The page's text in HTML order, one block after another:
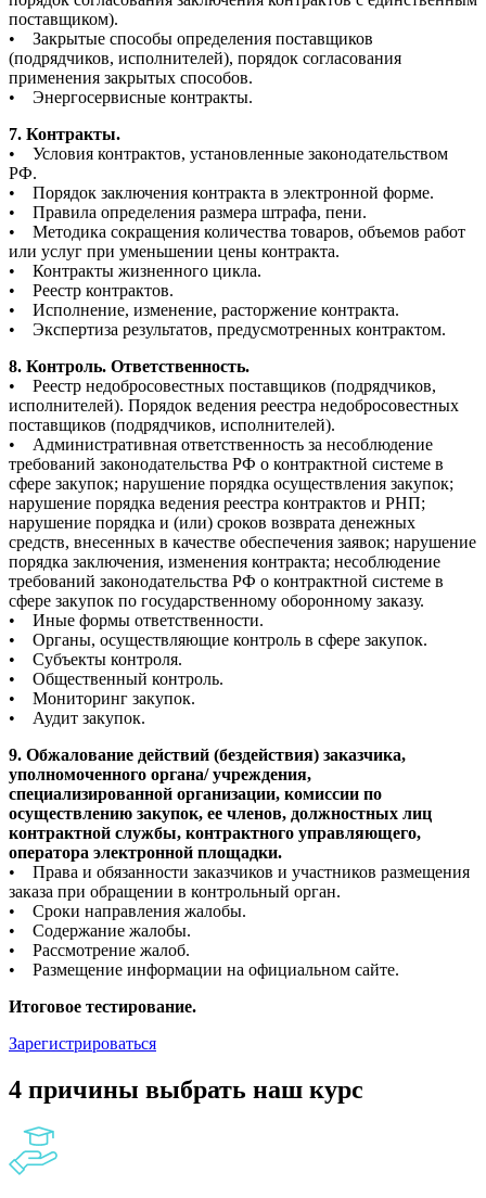
поставщиком).
• Закрытые способы определения поставщиков
(подрядчиков, исполнителей), порядок согласования
применения закрытых способов.
• Энергосервисные контракты.
7. Контракты.
• Условия контрактов, установленные законодательством
РФ.
• Порядок заключения контракта в электронной форме.
• Правила определения размера штрафа, пени.
• Методика сокращения количества товаров, объемов работ
или услуг при уменьшении цены контракта.
• Контракты жизненного цикла.
• Реестр контрактов.
• Исполнение, изменение, расторжение контракта.
• Экспертиза результатов, предусмотренных контрактом.
8. Контроль. Ответственность.
• Реестр недобросовестных поставщиков (подрядчиков,
исполнителей). Порядок ведения реестра недобросовестных
поставщиков (подрядчиков, исполнителей).
• Административная ответственность за несоблюдение
требований законодательства РФ о контрактной системе в
сфере закупок; нарушение порядка осуществления закупок;
нарушение порядка ведения реестра контрактов и РНП;
нарушение порядка и (или) сроков возврата денежных
средств, внесенных в качестве обеспечения заявок; нарушение
порядка заключения, изменения контракта; несоблюдение
требований законодательства РФ о контрактной системе в
сфере закупок по государственному оборонному заказу.
• Иные формы ответственности.
• Органы, осуществляющие контроль в сфере закупок.
• Субъекты контроля.
• Общественный контроль.
• Мониторинг закупок.
• Аудит закупок.
9. Обжалование действий (бездействия) заказчика,
уполномоченного органа/ учреждения,
специализированной организации, комиссии по
осуществлению закупок, ее членов, должностных лиц
контрактной службы, контрактного управляющего,
оператора электронной площадки.
• Права и обязанности заказчиков и участников размещения
заказа при обращении в контрольный орган.
• Сроки направления жалобы.
• Содержание жалобы.
• Рассмотрение жалоб.
• Размещение информации на официальном сайте.
Итоговое тестирование.
Зарегистрироваться
4 причины выбрать наш курс